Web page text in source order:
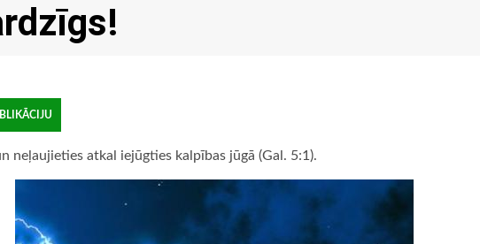
neļaujieties atkal iejūgties kalpības jūgā (Gal. 5:1).